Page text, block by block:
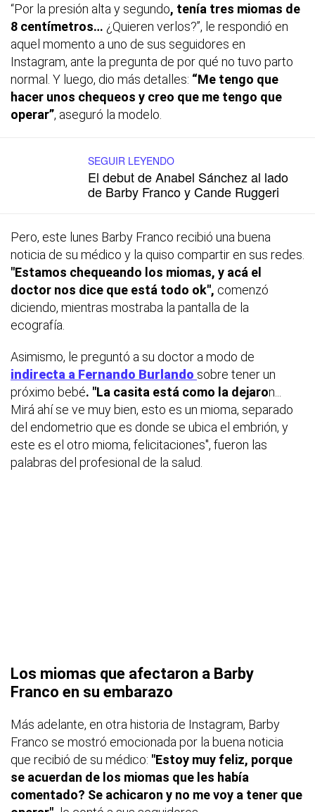
“Por la presión alta y segundo, tenía tres miomas de
8 centímetros… ¿Quieren verlos?”, le respondió en
aquel momento a uno de sus seguidores en
Instagram, ante la pregunta de por qué no tuvo parto
normal. Y luego, dio más detalles: “Me tengo que
hacer unos chequeos y creo que me tengo que
operar”, aseguró la modelo.
SEGUIR LEYENDO
El debut de Anabel Sánchez al lado
de Barby Franco y Cande Ruggeri
Pero, este lunes Barby Franco recibió una buena
noticia de su médico y la quiso compartir en sus redes.
"Estamos chequeando los miomas, y acá el
doctor nos dice que está todo ok", comenzó
diciendo, mientras mostraba la pantalla de la
ecografía.
Asimismo, le preguntó a su doctor a modo de
indirecta a Fernando Burlando sobre tener un
próximo bebé. "La casita está como la dejaron...
Mirá ahí se ve muy bien, esto es un mioma, separado
del endometrio que es donde se ubica el embrión, y
este es el otro mioma, felicitaciones", fueron las
palabras del profesional de la salud.
Los miomas que afectaron a Barby
Franco en su embarazo
Más adelante, en otra historia de Instagram, Barby
Franco se mostró emocionada por la buena noticia
que recibió de su médico: "Estoy muy feliz, porque
se acuerdan de los miomas que les había
comentado? Se achicaron y no me voy a tener que